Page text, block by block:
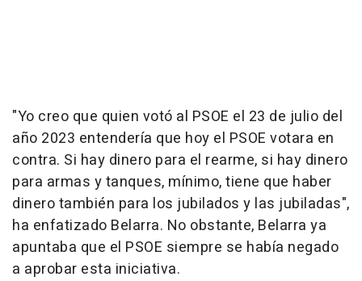
"Yo creo que quien votó al PSOE el 23 de julio del
año 2023 entendería que hoy el PSOE votara en
contra. Si hay dinero para el rearme, si hay dinero
para armas y tanques, mínimo, tiene que haber
dinero también para los jubilados y las jubiladas",
ha enfatizado Belarra. No obstante, Belarra ya
apuntaba que el PSOE siempre se había negado
a aprobar esta iniciativa.